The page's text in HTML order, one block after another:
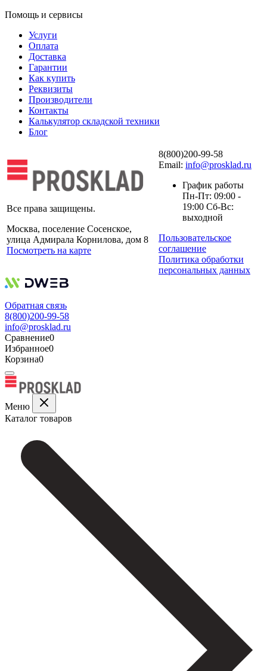
Помощь и сервисы
Услуги
Оплата
Доставка
Гарантии
Как купить
Реквизиты
Производители
Контакты
Калькулятор складской техники
Блог
Все права защищены.
Москва, поселение Сосенское,
улица Адмирала Корнилова, дом 8
Посмотреть на карте
8(800)200-99-58
Email: info@prosklad.ru
График работы
Пн-Пт: 09:00 -
19:00 Сб-Вс:
выходной
Пользовательское
соглашение
Политика обработки
персональных данных
Обратная связь
8(800)200-99-58
info@prosklad.ru
Сравнение0
Избранное0
Корзина0
Меню
Каталог товаров